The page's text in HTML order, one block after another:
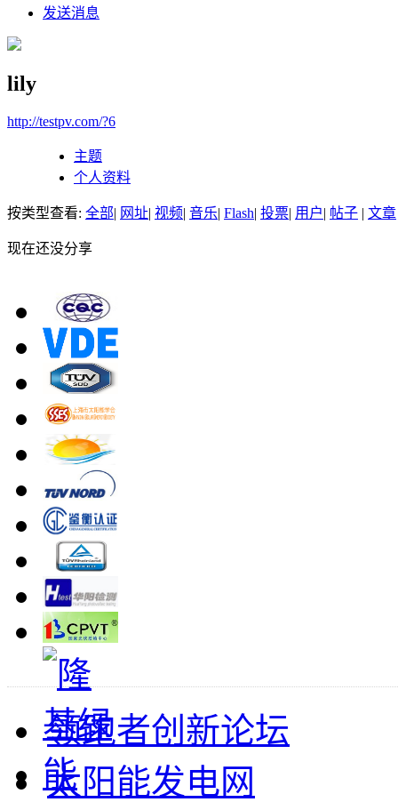
发送消息
lily
http://testpv.com/?6
主题
个人资料
按类型查看: 全部| 网址| 视频| 音乐| Flash| 投票| 用户| 帖子 | 文章
现在还没分享
领跑者创新论坛
太阳能发电网